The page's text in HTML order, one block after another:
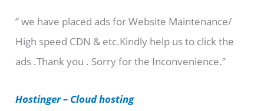
g
o
r
e
” we have placed ads for Website Maintenance/
High speed CDN & etc.Kindly help us to click the
ads .Thank you . Sorry for the Inconvenience.”
Hostinger – Cloud hosting